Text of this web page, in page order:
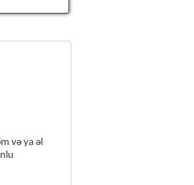
və ya əl